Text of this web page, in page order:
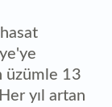
üzümle 13
yıl artan